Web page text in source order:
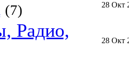
(7)
Радио,
28 Окт
28 Окт